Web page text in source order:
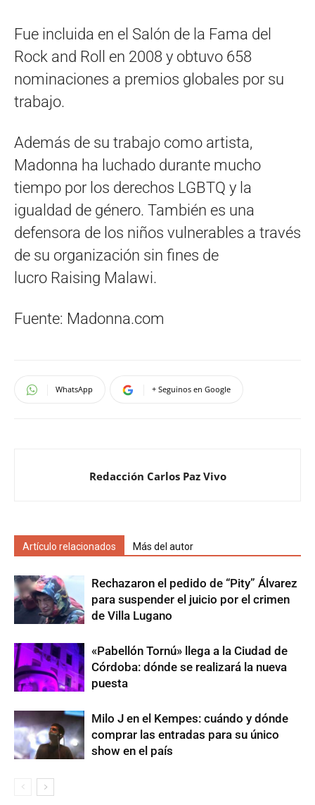
Fue incluida en el Salón de la Fama del
Rock and Roll en 2008 y obtuvo 658
nominaciones a premios globales por su
trabajo.
Además de su trabajo como artista,
Madonna ha luchado durante mucho
tiempo por los derechos LGBTQ y la
igualdad de género. También es una
defensora de los niños vulnerables a través
de su organización sin fines de
lucro Raising Malawi.
Fuente: Madonna.com
WhatsApp + Seguinos en Google
Redacción Carlos Paz Vivo
Artículo relacionados Más del autor
Rechazaron el pedido de “Pity” Álvarez
para suspender el juicio por el crimen
de Villa Lugano
«Pabellón Tornú» llega a la Ciudad de
Córdoba: dónde se realizará la nueva
puesta
Milo J en el Kempes: cuándo y dónde
comprar las entradas para su único
show en el país